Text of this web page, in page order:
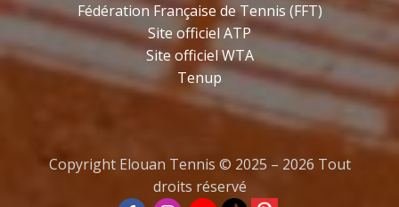
Fédération Française de Tennis (FFT)
Site officiel ATP
Site officiel WTA
Tenup
Copyright Elouan Tennis © 2025 – 2026 Tout
droits réservé